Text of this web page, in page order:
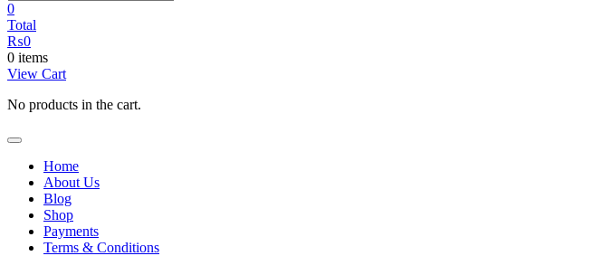
0
Total
₨0
0 items
View Cart
No products in the cart.
Home
About Us
Blog
Shop
Payments
Terms & Conditions